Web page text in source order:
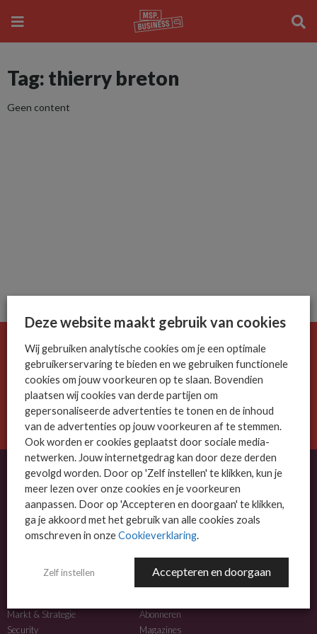
Tag: thierry breton
Geen content
De ICT-wereld is snel. Mis niets.
Meld je nu aan voor de MSP Business nieuwsbrief.
AANMELDEN
OVER MSP BUSINESS
MSP Business is het kennisplatform voor IT-dienstverleners met MKB-focus.
NIEUWS
Markt & Strategie
Security
MEER INFO
Abonneren
Magazines
Deze website maakt gebruik van cookies
Wij gebruiken analytische cookies om je een optimale
gebruikerservaring te bieden en we gebruiken functionele
cookies om jouw voorkeuren op te slaan. Bovendien
plaatsen wij cookies van derde partijen om
gepersonaliseerde advertenties te tonen en de inhoud
van de advertenties op jouw voorkeuren af te stemmen.
Ook worden er cookies geplaatst door sociale media-
netwerken. Jouw internetgedrag kan door deze derden
gevolgd worden. Door op 'Zelf instellen' te klikken, kun je
meer lezen over onze cookies en je voorkeuren
aanpassen. Door op 'Accepteren en doorgaan' te klikken,
ga je akkoord met het gebruik van alle cookies zoals
omschreven in onzeCookieverklaring.
Zelf instellen Accepteren en doorgaan